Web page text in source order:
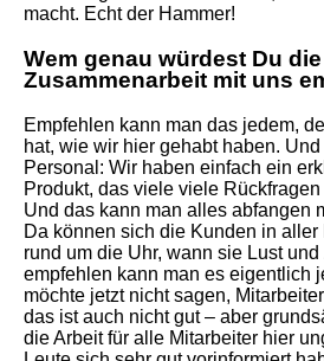
macht. Echt der Hammer!
Wem genau würdest Du die
Zusammenarbeit mit uns
Empfehlen kann man das jedem,
hat, wie wir hier gehabt haben.
Personal: Wir haben einfach ein
Produkt, das viele viele
Und das kann man alles abfangen
Da können sich die Kunden in aller
rund um die Uhr, wann sie Lust
empfehlen kann man es eigentlich
möchte jetzt nicht sagen,
das ist auch nicht gut – aber
die Arbeit für alle Mitarbeiter hier